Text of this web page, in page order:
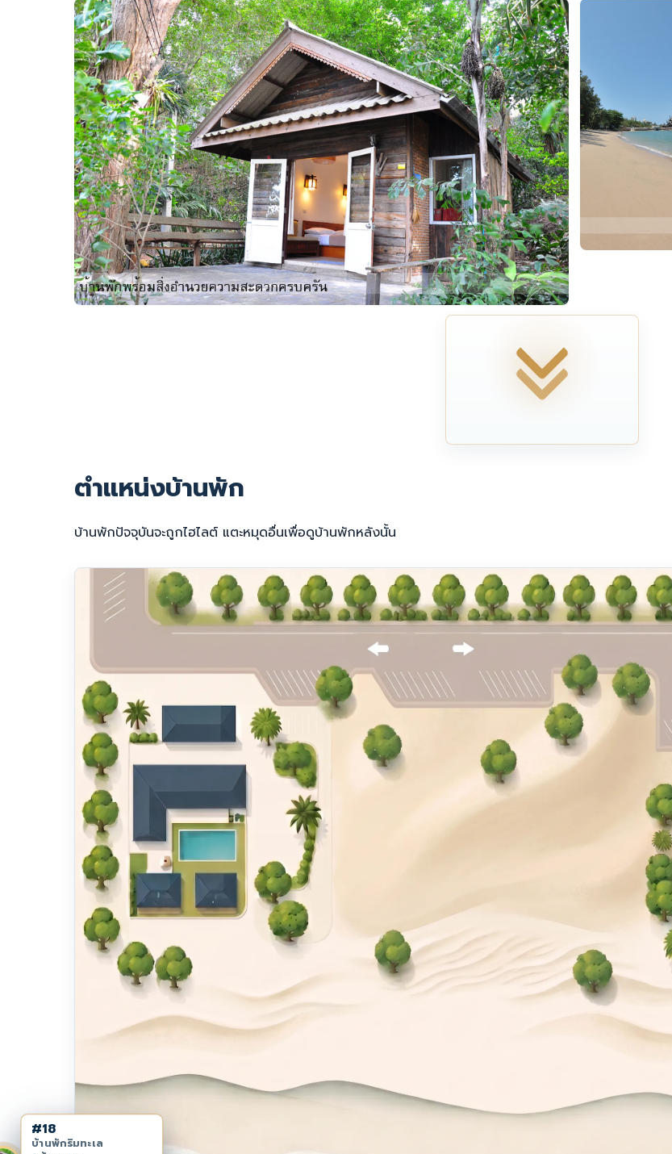
ตำแหน่งบ้านพัก
บ้านพักปัจจุบันจะถูกไฮไลต์ แตะหมุดอื่นเพื่อดูบ้านพักหลังนั้น
#18
บ้านพักริมทะเล